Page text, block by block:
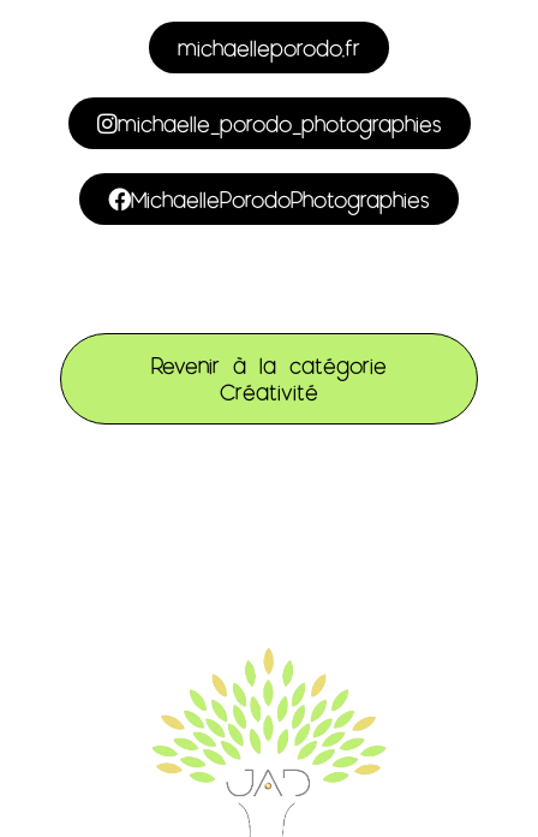
michaelleporodo.fr
michaelle_porodo_photographies
MichaellePorodoPhotographies
Revenir à la catégorie
Créativité